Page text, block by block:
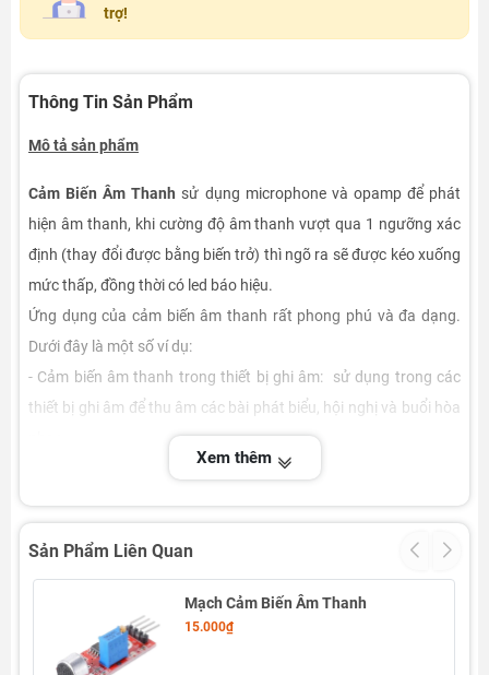
trợ!
Thông Tin Sản Phẩm
Mô tả sản phẩm
Cảm Biến Âm Thanh sử dụng microphone và opamp để phát
hiện âm thanh, khi cường độ âm thanh vượt qua 1 ngưỡng xác
định (thay đổi được bằng biến trở) thì ngõ ra sẽ được kéo xuống
mức thấp, đồng thời có led báo hiệu.
Ứng dụng của cảm biến âm thanh rất phong phú và đa dạng.
Dưới đây là một số ví dụ:
- Cảm biến âm thanh trong thiết bị ghi âm: sử dụng trong các
thiết bị ghi âm để thu âm các bài phát biểu, hội nghị và buổi hòa
- Cảm biến âm thanh trong hệ thống điều khiển giọng nói: sử
- Cảm biến âm thanh trong hệ thống an ninh: sử dụng để phát
hiện các âm thanh đáng ngờ trong các khu vực an ninh, chẳng
hạn như những tiếng động từ súng đạn, phá cửa hoặc tiếng nổ.
- Cảm biến âm thanh trong xe hơi: sử dụng trong các hệ thống
Xem thêm
Sản Phẩm Liên Quan
Mạch Cảm Biến Âm Thanh
15.000₫